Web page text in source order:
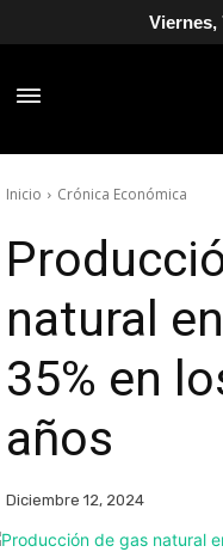
Viernes,
Inicio Crónica Económica
natural
35% en
años
Diciembre 12, 2024